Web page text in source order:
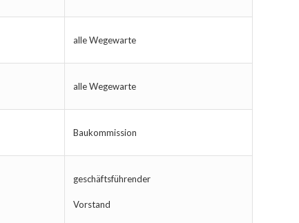
alle Wegewarte
alle Wegewarte
Baukommission
geschäftsführender
Vorstand